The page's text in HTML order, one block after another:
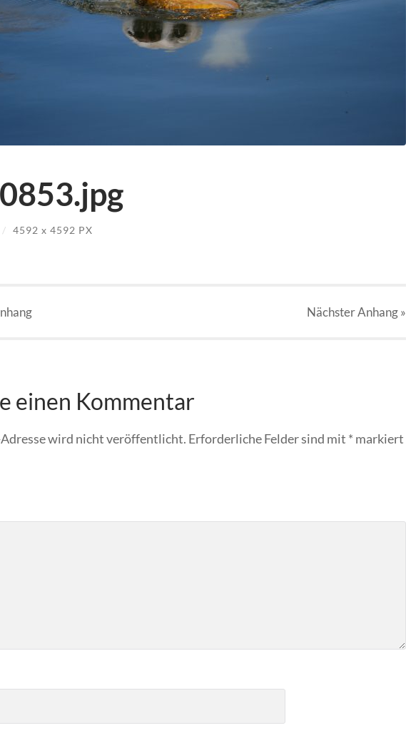
/ 4592 x 4592 PX
NächsterAnhang»
einen Kommentar
wird nicht veröffentlicht. Erforderliche Felder sind mit * markiert